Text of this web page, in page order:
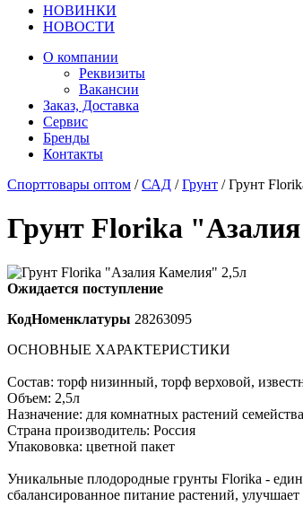
НОВИНКИ
НОВОСТИ
О компании
Реквизиты
Вакансии
Заказ, Доставка
Сервис
Бренды
Контакты
Спорттовары оптом /САД /Грунт / Грунт
Грунт Florika
Ожидается поступление
КодНоменклатуры 28263095
ОСНОВНЫЕ ХАРАКТЕРИСТИКИ
Состав: торф низинный, торф верховой,
Объем: 2,5л
Назначение: для комнатных растений
Страна производитель: Россия
Упакововка: цветной пакет
Уникальные плодородные грунты Florika -
сбалансированное питание растений,